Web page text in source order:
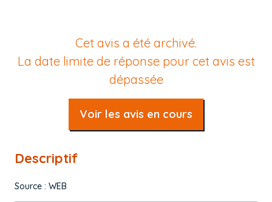
Cet avis a été archivé.
La date limite de réponse pour cet avis est
dépassée
Voir les avis en cours
Descriptif
Source : WEB